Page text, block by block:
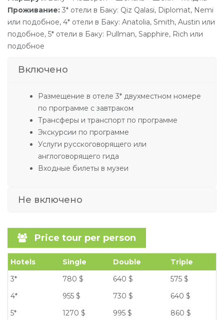
Проживание: 3* отели в Баку: Qiz Qalasi, Diplomat, Nemi
или подобное, 4* отели в Баку: Anatolia, Smith, Austin или
подобное, 5* отели в Баку: Pullman, Sapphire, Rich или
подобное
Включено
Размещение в отеле 3* двухместном номере
по программе с завтраком
Трансферы и транспорт по программе
Экскурсии по программе
Услуги русскоговорящего или
англоговорящего гида
Входные билеты в музеи
Не включено
Price tour per person
Hotels Single Double
Triple
3*
780 $ 640 $
575 $
4*
955 $ 730 $
640 $
5*
1270 $ 995 $ 860 $